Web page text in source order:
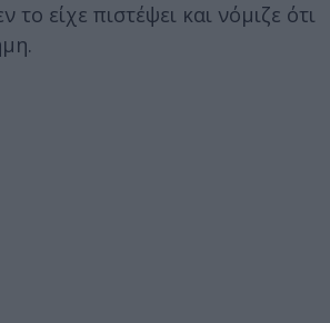
είχε πιστέψει και νόμιζε ότι